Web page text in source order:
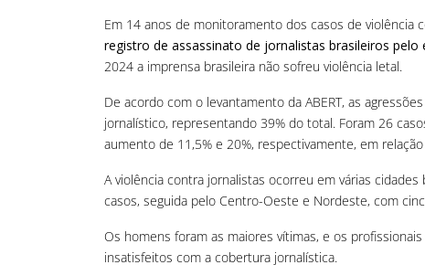
Em 14 anos de monitoramento dos casos de violência
registro de assassinato de jornalistas brasileiros pelo
2024 a imprensa brasileira não sofreu violência letal.
De acordo com o levantamento da ABERT, as
jornalístico, representando 39% do total. Foram 26
aumento de 11,5% e 20%, respectivamente, em
A violência contra jornalistas ocorreu em várias
casos, seguida pelo Centro-Oeste e Nordeste, com
Os homens foram as maiores vítimas, e os
insatisfeitos com a cobertura jornalística.